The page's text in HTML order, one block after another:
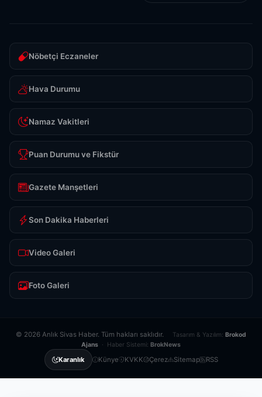
Nöbetçi Eczaneler
Hava Durumu
Namaz Vakitleri
Puan Durumu ve Fikstür
Gazete Manşetleri
Son Dakika Haberleri
Video Galeri
Foto Galeri
© 2026 Anlık Sivas Haber. Tüm hakları saklıdır. Tasarım & Yazılım: Brokod
Ajans · Haber Sistemi: BrokNews
Karanlık Künye KVKK Çerez Sitemap RSS